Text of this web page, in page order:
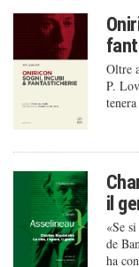
Oltre
P.
il
«Se
de
ha